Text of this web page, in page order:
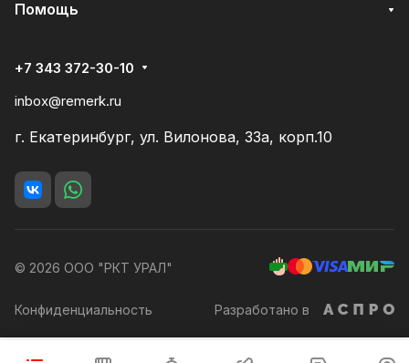
Помощь
+7 343 372-30-10
inbox@remerk.ru
г. Екатеринбург, ул. Вилонова, 33а, корп.10
© 2026 ООО "РКТ УРАЛ"
Конфиденциальность Разработано в